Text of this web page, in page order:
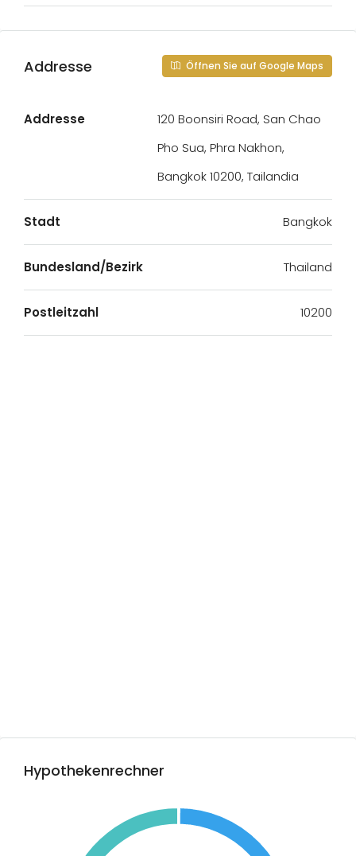
Addresse Öffnen Sie auf Google Maps
Addresse
120 Boonsiri Road, San Chao
Pho Sua, Phra Nakhon,
Bangkok 10200, Tailandia
Stadt Bangkok
Bundesland/Bezirk Thailand
Postleitzahl 10200
Hypothekenrechner